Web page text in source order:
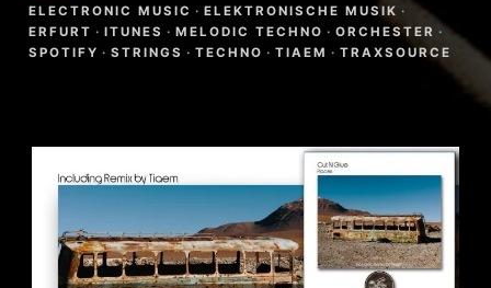
ELECTRONIC MUSIC · ELEKTRONISCHE MUSIK ·
ERFURT · ITUNES · MELODIC TECHNO · ORCHESTER ·
SPOTIFY · STRINGS · TECHNO · TIAEM · TRAXSOURCE